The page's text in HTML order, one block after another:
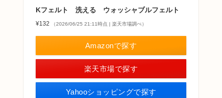
Kフェルト 洗える ウォッシャブルフェルト
¥132 （2026/06/25 21:11時点 | 楽天市場調べ）
Amazonで探す
楽天市場で探す
Yahooショッピングで探す